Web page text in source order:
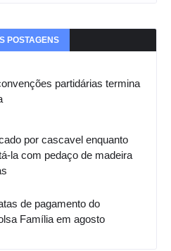
POSTAGENS
partidárias termina
por cascavel enquanto
la com pedaço de madeira
de pagamento do
Família em agosto